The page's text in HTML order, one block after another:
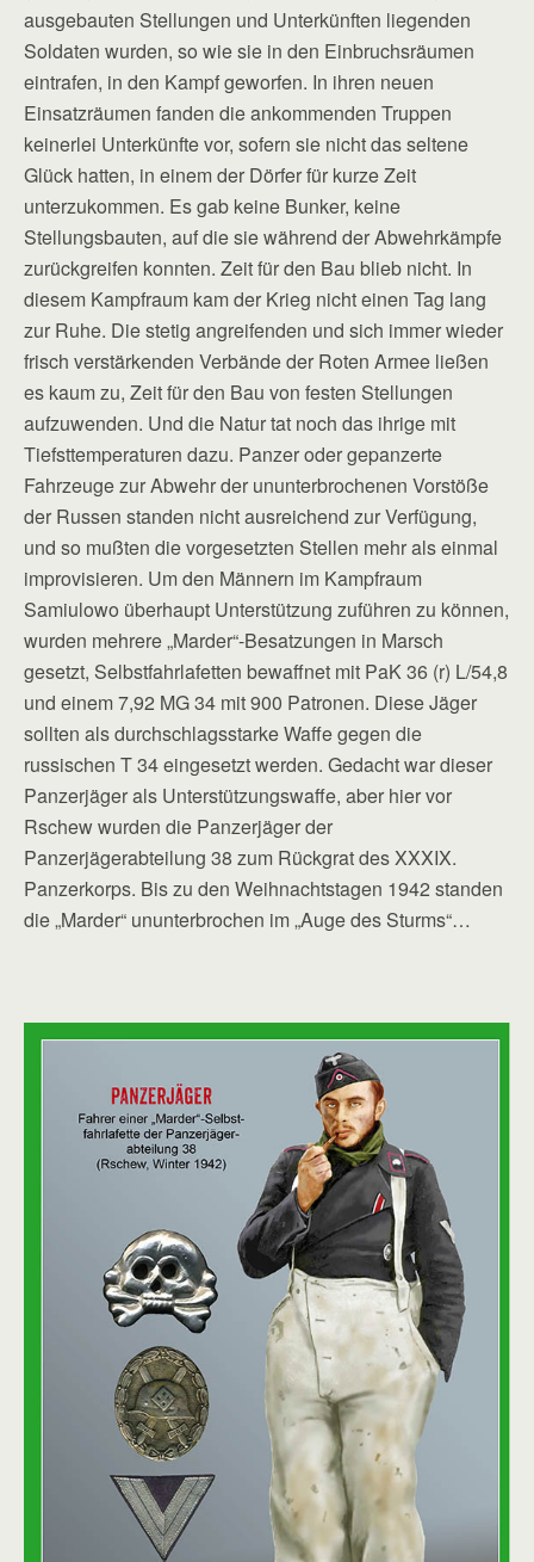
ausgebauten Stellungen und Unterkünften liegenden
Soldaten wurden, so wie sie in den Einbruchsräumen
eintrafen, in den Kampf geworfen. In ihren neuen
Einsatzräumen fanden die ankommenden Truppen
keinerlei Unterkünfte vor, sofern sie nicht das seltene
Glück hatten, in einem der Dörfer für kurze Zeit
unterzukommen. Es gab keine Bunker, keine
Stellungsbauten, auf die sie während der Abwehrkämpfe
zurückgreifen konnten. Zeit für den Bau blieb nicht. In
diesem Kampfraum kam der Krieg nicht einen Tag lang
zur Ruhe. Die stetig angreifenden und sich immer wieder
frisch verstärkenden Verbände der Roten Armee ließen
es kaum zu, Zeit für den Bau von festen Stellungen
aufzuwenden. Und die Natur tat noch das ihrige mit
Tiefsttemperaturen dazu. Panzer oder gepanzerte
Fahrzeuge zur Abwehr der ununterbrochenen Vorstöße
der Russen standen nicht ausreichend zur Verfügung,
und so mußten die vorgesetzten Stellen mehr als einmal
improvisieren. Um den Männern im Kampfraum
Samiulowo überhaupt Unterstützung zuführen zu können,
wurden mehrere „Marder“-Besatzungen in Marsch
gesetzt, Selbstfahrlafetten bewaffnet mit PaK 36 (r) L/54,8
und einem 7,92 MG 34 mit 900 Patronen. Diese Jäger
sollten als durchschlagsstarke Waffe gegen die
russischen T 34 eingesetzt werden. Gedacht war dieser
Panzerjäger als Unterstützungswaffe, aber hier vor
Rschew wurden die Panzerjäger der
Panzerjägerabteilung 38 zum Rückgrat des XXXIX.
Panzerkorps. Bis zu den Weihnachtstagen 1942 standen
die „Marder“ ununterbrochen im „Auge des Sturms“…